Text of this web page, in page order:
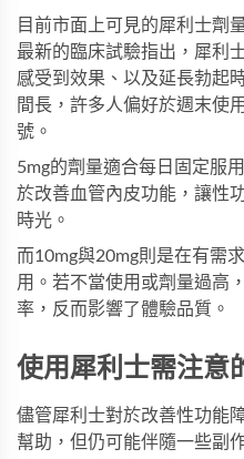
目前市面上可見的犀利士劑
最新的臨床試驗指出，犀利
感受到效果、以及延長勃起
間長，許多人偏好於週末使
號。
5mg的劑量適合每日固定服
於改善血管內皮功能，讓性
時光。
而10mg與20mg則是在有需
用。若不當使用或劑量過高
率，反而影響了體驗品質。
使用犀利士需注意
儘管犀利士對於改善性功能
幫助，但仍可能伴隨一些副